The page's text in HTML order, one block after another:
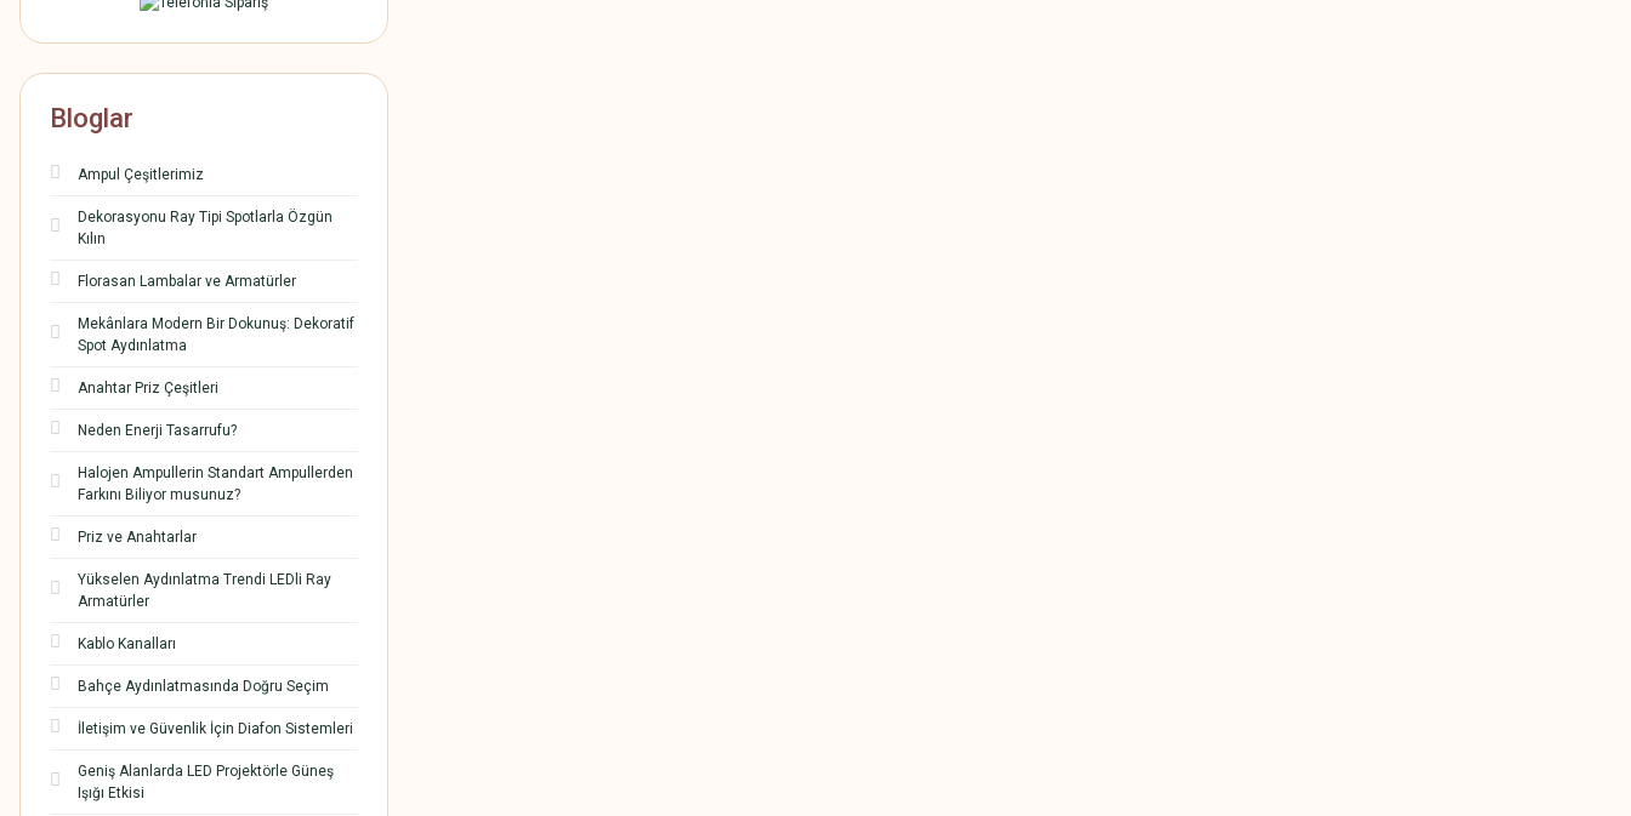
Bloglar
Ampul Çeşitlerimiz
Dekorasyonu Ray Tipi Spotlarla Özgün
Kılın
Florasan Lambalar ve Armatürler
Mekânlara Modern Bir Dokunuş: Dekoratif
Spot Aydınlatma
Anahtar Priz Çeşitleri
Neden Enerji Tasarrufu?
Halojen Ampullerin Standart Ampullerden
Farkını Biliyor musunuz?
Priz ve Anahtarlar
Yükselen Aydınlatma Trendi LEDli Ray
Armatürler
Kablo Kanalları
Bahçe Aydınlatmasında Doğru Seçim
İletişim ve Güvenlik İçin Diafon Sistemleri
Geniş Alanlarda LED Projektörle Güneş
Işığı Etkisi